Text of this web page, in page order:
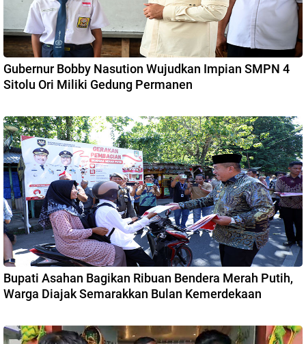
Gubernur Bobby Nasution Wujudkan Impian SMPN 4
Sitolu Ori Miliki Gedung Permanen
Bupati Asahan Bagikan Ribuan Bendera Merah Putih,
Warga Diajak Semarakkan Bulan Kemerdekaan